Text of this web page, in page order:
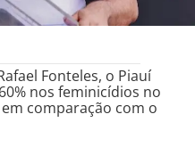
Fonteles, o Piauí
nos feminicídios no
comparação com o